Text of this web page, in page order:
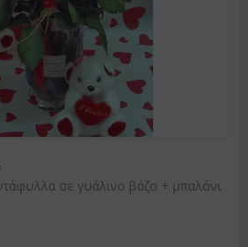
σε γυάλινο βάζο + μπαλόνι